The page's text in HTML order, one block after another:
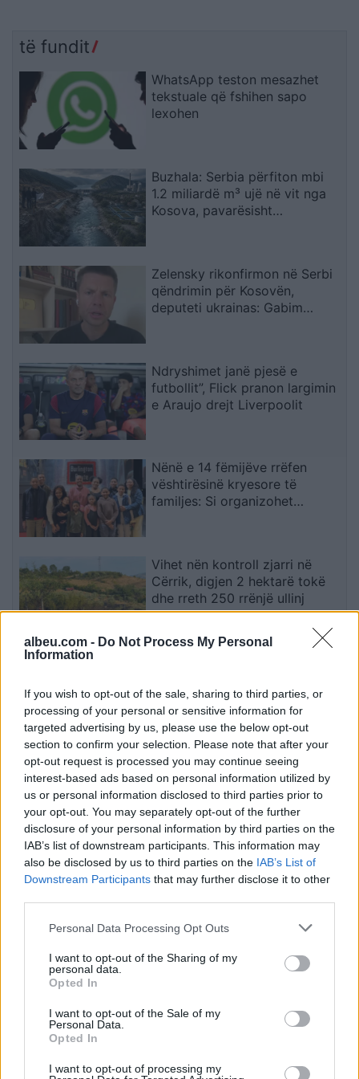
albeu.com - Do Not Process My Personal
Information
If you wish to opt-out of the sale, sharing to third parties, or
processing of your personal or sensitive information for
targeted advertising by us, please use the below opt-out
section to confirm your selection. Please note that after your
opt-out request is processed you may continue seeing
interest-based ads based on personal information utilized by
us or personal information disclosed to third parties prior to
your opt-out. You may separately opt-out of the further
disclosure of your personal information by third parties on the
IAB’s list of downstream participants. This information may
also be disclosed by us to third parties on the IAB’s List of
Downstream Participants that may further disclose it to other
Personal Data Processing Opt Outs
I want to opt-out of the Sharing of my
personal data.
Opted In
I want to opt-out of the Sale of my
Personal Data.
Opted In
I want to opt-out of processing my
të fundit
WhatsApp teston mesazhet
tekstuale që fshihen sapo
lexohen
Buzhala: Serbia përfiton mbi
1.2 miliardë m³ ujë në vit nga
Kosova, pavarësisht
Zelensky rikonfirmon në Serbi
qëndrimin për Kosovën,
deputeti ukrainas: Gabim
Ndryshimet janë pjesë e
futbollit”, Flick pranon largimin
e Araujo drejt Liverpoolit
Nënë e 14 fëmijëve rrëfen
vështirësinë kryesore të
familjes: Si organizohet
Vihet nën kontroll zjarri në
Cërrik, digjen 2 hektarë tokë
dhe rreth 250 rrënjë ullinj
qeverinë: “Nesër më shumë”,
kërkohet largimi i Ramës
Esim for Global
Esim for USA|Esim for Italy| Esim for Spain|Esim